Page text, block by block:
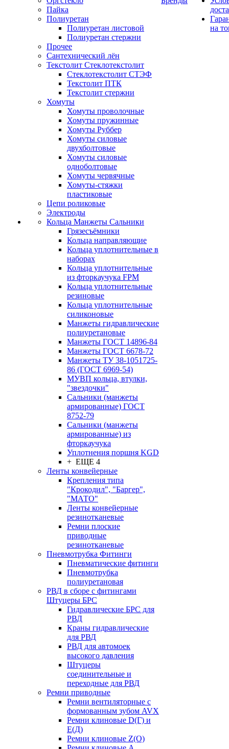
Пайка
Полиуретан
Полиуретан листовой
Полиуретан стержни
Прочее
Сантехнический лён
Текстолит Стеклотекстолит
Стеклотекстолит СТЭФ
Текстолит ПТК
Текстолит стержни
Хомуты
Хомуты проволочные
Хомуты пружинные
Хомуты Руббер
Хомуты силовые
двухболтовые
Хомуты силовые
одноболтовые
Хомуты червячные
Хомуты-стяжки
пластиковые
Цепи роликовые
Электроды
Кольца Манжеты Сальники
Грязесъёмники
Кольца направляющие
Кольца уплотнительные в
наборах
Кольца уплотнительные
из фторкаучука FPM
Кольца уплотнительные
резиновые
Кольца уплотнительные
силиконовые
Манжеты гидравлические
полиуретановые
Манжеты ГОСТ 14896-84
Манжеты ГОСТ 6678-72
Манжеты ТУ 38-1051725-
86 (ГОСТ 6969-54)
МУВП кольца, втулки,
"звездочки"
Сальники (манжеты
армированные) ГОСТ
8752-79
Сальники (манжеты
армированные) из
фторкаучука
Уплотнения поршня KGD
+ ЕЩЕ 4
Ленты конвейерные
Крепления типа
"Крокодил", "Баргер",
"МАТО"
Ленты конвейерные
резинотканевые
Ремни плоские
приводные
резинотканевые
Пневмотрубка Фитинги
Пневматические фитинги
Пневмотрубка
полиуретановая
РВД в сборе с фитингами
Штуцеры БРС
Гидравлические БРС для
РВД
Краны гидравлические
для РВД
РВД для автомоек
высокого давления
Штуцеры
соединительные и
переходные для РВД
Ремни приводные
Ремни вентиляторные с
формованным зубом AVX
Ремни клиновые D(Г) и
Е(Д)
Ремни клиновые Z(О)
на